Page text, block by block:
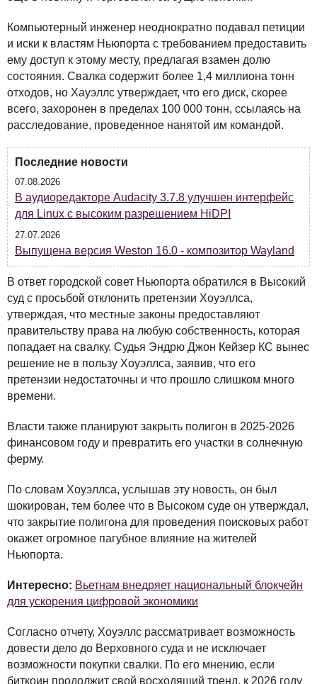
Компьютерный инженер неоднократно подавал петиции
и иски к властям Ньюпорта с требованием предоставить
ему доступ к этому месту, предлагая взамен долю
состояния. Свалка содержит более 1,4 миллиона тонн
отходов, но Хауэллс утверждает, что его диск, скорее
всего, захоронен в пределах 100 000 тонн, ссылаясь на
расследование, проведенное нанятой им командой.
Последние новости
07.08.2026
В аудиоредакторе Audacity 3.7.8 улучшен интерфейс
для Linux с высоким разрешением HiDPI
27.07.2026
Выпущена версия Weston 16.0 - композитор Wayland
В ответ городской совет Ньюпорта обратился в Высокий
суд с просьбой отклонить претензии Хоуэллса,
утверждая, что местные законы предоставляют
правительству права на любую собственность, которая
попадает на свалку. Судья Эндрю Джон Кейзер КС вынес
решение не в пользу Хоуэллса, заявив, что его
претензии недостаточны и что прошло слишком много
времени.
Власти также планируют закрыть полигон в 2025-2026
финансовом году и превратить его участки в солнечную
ферму.
По словам Хоуэллса, услышав эту новость, он был
шокирован, тем более что в Высоком суде он утверждал,
что закрытие полигона для проведения поисковых работ
окажет огромное пагубное влияние на жителей
Ньюпорта.
Интересно: Вьетнам внедряет национальный блокчейн
для ускорения цифровой экономики
Согласно отчету, Хоуэллс рассматривает возможность
довести дело до Верховного суда и не исключает
возможности покупки свалки. По его мнению, если
биткоин продолжит свой восходящий тренд, к 2026 году